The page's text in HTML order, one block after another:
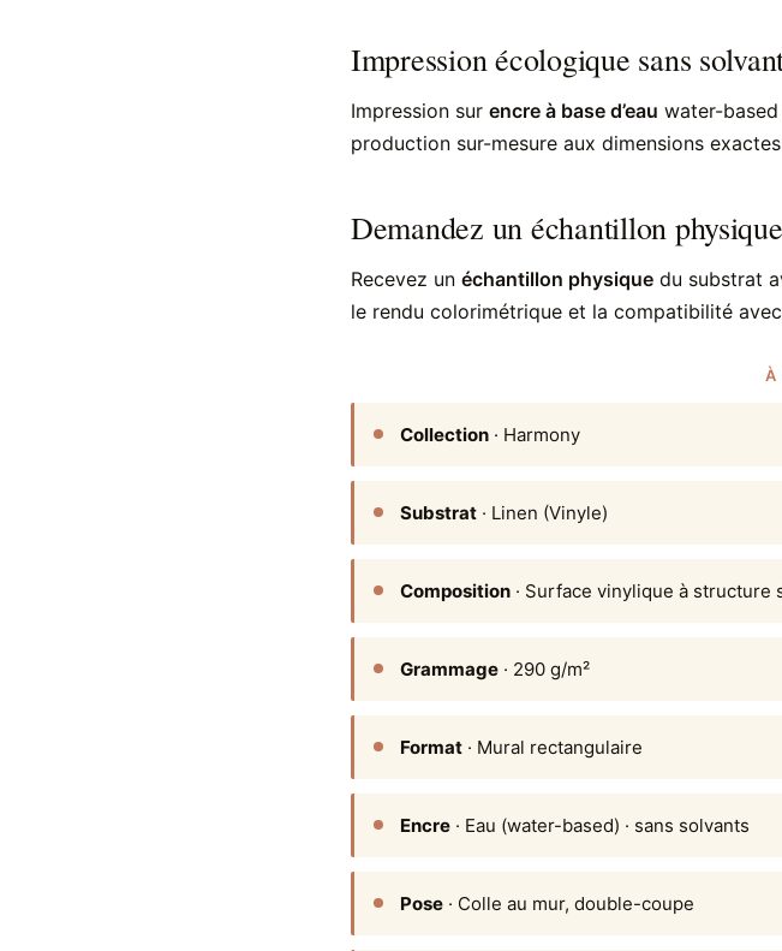
Impression écologique sans
Impression sur encre à base d’eau water-based
production sur-mesure aux dimensions
Demandez un échantillon physique
Recevez un échantillon physique du substrat
le rendu colorimétrique et la compatibilité
À
Collection · Harmony
Substrat · Linen (Vinyle)
Composition · Surface vinylique à
Grammage · 290 g/m²
Format · Mural rectangulaire
Encre · Eau (water-based) · sans solvants
Pose · Colle au mur, double-coupe